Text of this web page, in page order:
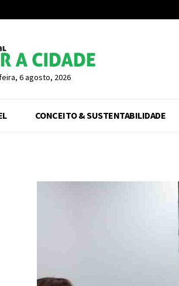
6 agosto, 2026
CONCEITO & SUSTENTABILIDADE